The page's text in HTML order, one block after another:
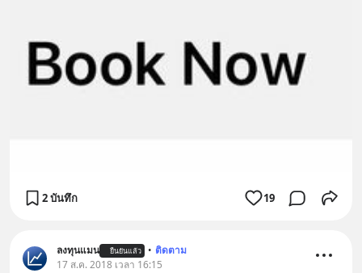
2 บันทึก 19
ลงทุนแมน ยืนยันแล้ว • ติดตาม
17 ส.ค. 2018 เวลา 16:15